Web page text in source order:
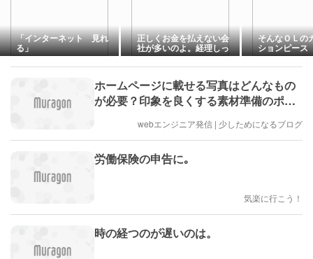
「インターネット 見れ
る」
正しくお金を払えない会
社が多いのよ。経理しっ
かりして？
そんなＯＬの
ションピース
ホームページに載せる写真はどんなもの
が必要？印象を良くする素材準備のポイ
webエンジニア発信 | 少しためになるブログ
労働保険の申告に｡
気楽に行こう！
時の経つのが遅いのは。